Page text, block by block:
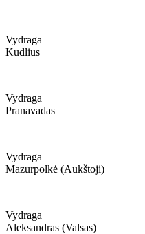
Vydraga
Kudlius
Vydraga
Pranavadas
Vydraga
Mazurpolkė (aukštoji)
Vydraga
Aleksandras (valsas)